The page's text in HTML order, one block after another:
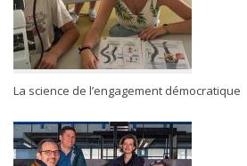
La science de l’engagement démocratique